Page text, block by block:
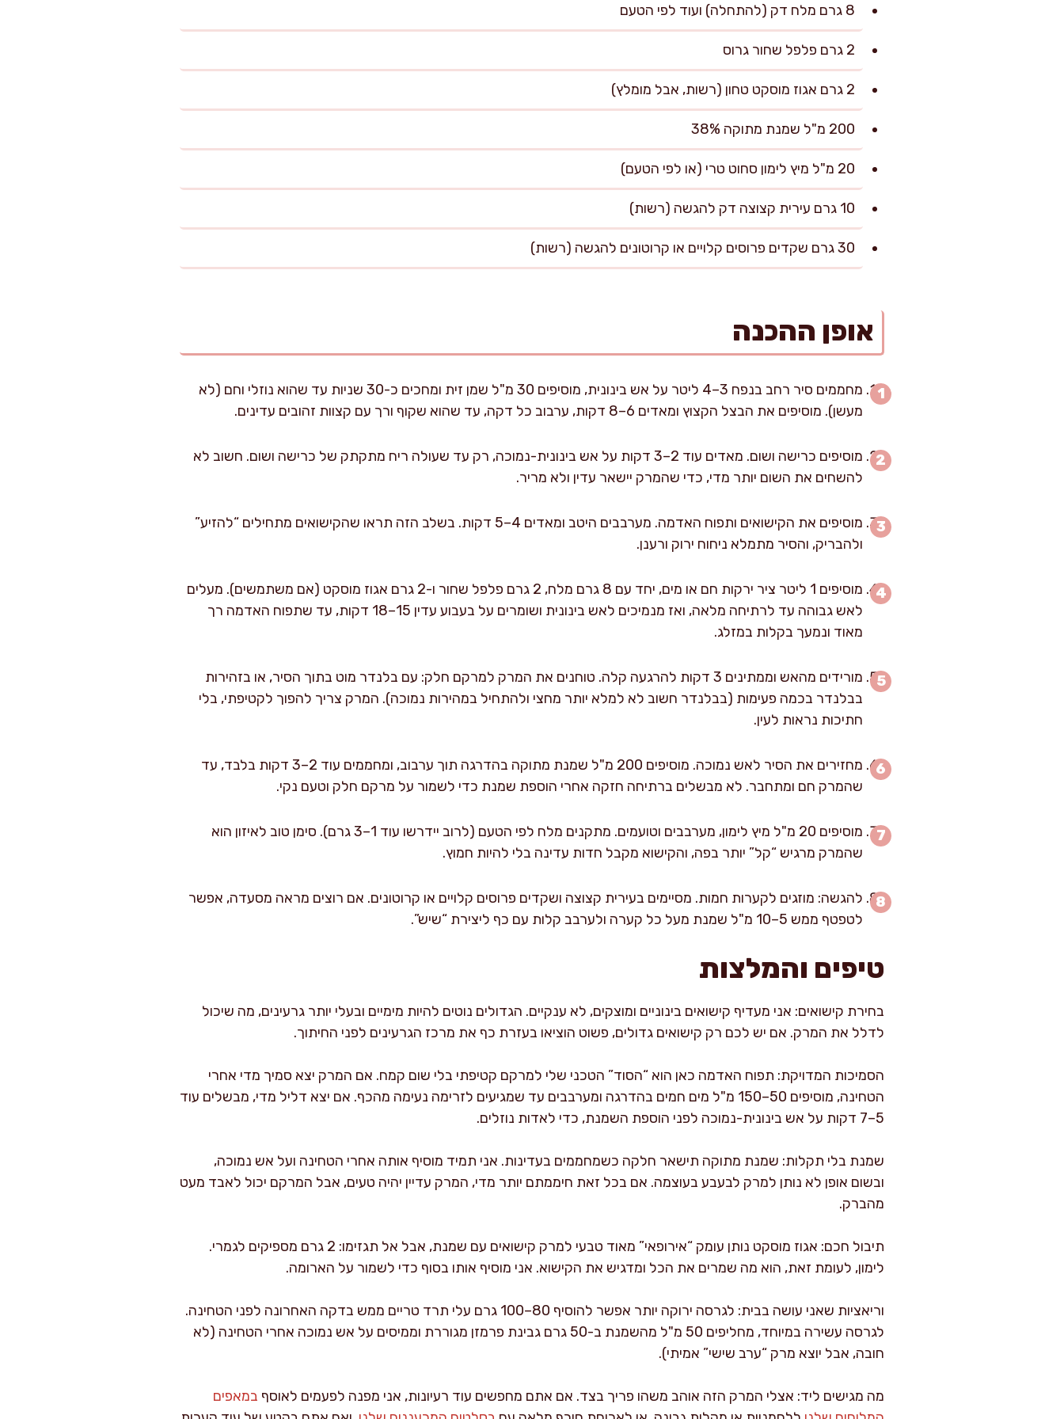
8 גרם מלח דק (להתחלה) ועוד לפי הטעם
2 גרם פלפל שחור גרוס
2 גרם אגוז מוסקט טחון (רשות, אבל מומלץ)
200 מ"ל שמנת מתוקה 38%
20 מ"ל מיץ לימון סחוט טרי (או לפי הטעם)
10 גרם עירית קצוצה דק להגשה (רשות)
30 גרם שקדים פרוסים קלויים או קרוטונים להגשה (רשות)
אופן ההכנה
מחממים סיר רחב בנפח 3–4 ליטר על אש בינונית, מוסיפים 30 מ"ל שמן זית ומחכים כ-30 שניות עד שהוא נוזלי וחם (לא
מעשן). מוסיפים את הבצל הקצוץ ומאדים 6–8 דקות, ערבוב כל דקה, עד שהוא שקוף ורך עם קצוות זהובים עדינים.
מוסיפים כרישה ושום. מאדים עוד 2–3 דקות על אש בינונית-נמוכה, רק עד שעולה ריח מתקתק של כרישה ושום. חשוב לא
להשחים את השום יותר מדי, כדי שהמרק יישאר עדין ולא מריר.
מוסיפים את הקישואים ותפוח האדמה. מערבבים היטב ומאדים 4–5 דקות. בשלב הזה תראו שהקישואים מתחילים “להזיע”
ולהבריק, והסיר מתמלא ניחוח ירוק ורענן.
מוסיפים 1 ליטר ציר ירקות חם או מים, יחד עם 8 גרם מלח, 2 גרם פלפל שחור ו-2 גרם אגוז מוסקט (אם משתמשים). מעלים
לאש גבוהה עד לרתיחה מלאה, ואז מנמיכים לאש בינונית ושומרים על בעבוע עדין 15–18 דקות, עד שתפוח האדמה רך
מאוד ונמעך בקלות במזלג.
מורידים מהאש וממתינים 3 דקות להרגעה קלה. טוחנים את המרק למרקם חלק: עם בלנדר מוט בתוך הסיר, או בזהירות
בבלנדר בכמה פעימות (בבלנדר חשוב לא למלא יותר מחצי ולהתחיל במהירות נמוכה). המרק צריך להפוך לקטיפתי, בלי
חתיכות נראות לעין.
מחזירים את הסיר לאש נמוכה. מוסיפים 200 מ"ל שמנת מתוקה בהדרגה תוך ערבוב, ומחממים עוד 2–3 דקות בלבד, עד
שהמרק חם ומתחבר. לא מבשלים ברתיחה חזקה אחרי הוספת שמנת כדי לשמור על מרקם חלק וטעם נקי.
מוסיפים 20 מ"ל מיץ לימון, מערבבים וטועמים. מתקנים מלח לפי הטעם (לרוב יידרשו עוד 1–3 גרם). סימן טוב לאיזון הוא
שהמרק מרגיש “קל” יותר בפה, והקישוא מקבל חדות עדינה בלי להיות חמוץ.
להגשה: מוזגים לקערות חמות. מסיימים בעירית קצוצה ושקדים פרוסים קלויים או קרוטונים. אם רוצים מראה מסעדה, אפשר
לטפטף ממש 5–10 מ"ל שמנת מעל כל קערה ולערבב קלות עם כף ליצירת “שיש”.
טיפים והמלצות
בחירת קישואים: אני מעדיף קישואים בינוניים ומוצקים, לא ענקיים. הגדולים נוטים להיות מימיים ובעלי יותר גרעינים, מה שיכול
לדלל את המרק. אם יש לכם רק קישואים גדולים, פשוט הוציאו בעזרת כף את מרכז הגרעינים לפני החיתוך.
הסמיכות המדויקת: תפוח האדמה כאן הוא “הסוד” הטכני שלי למרקם קטיפתי בלי שום קמח. אם המרק יצא סמיך מדי אחרי
הטחינה, מוסיפים 50–150 מ"ל מים חמים בהדרגה ומערבבים עד שמגיעים לזרימה נעימה מהכף. אם יצא דליל מדי, מבשלים עוד
5–7 דקות על אש בינונית-נמוכה לפני הוספת השמנת, כדי לאדות נוזלים.
שמנת בלי תקלות: שמנת מתוקה תישאר חלקה כשמחממים בעדינות. אני תמיד מוסיף אותה אחרי הטחינה ועל אש נמוכה,
ובשום אופן לא נותן למרק לבעבע בעוצמה. אם בכל זאת חיממתם יותר מדי, המרק עדיין יהיה טעים, אבל המרקם יכול לאבד מעט
מהברק.
תיבול חכם: אגוז מוסקט נותן עומק “אירופאי” מאוד טבעי למרק קישואים עם שמנת, אבל אל תגזימו: 2 גרם מספיקים לגמרי.
לימון, לעומת זאת, הוא מה שמרים את הכל ומדגיש את הקישוא. אני מוסיף אותו בסוף כדי לשמור על הארומה.
וריאציות שאני עושה בבית: לגרסה ירוקה יותר אפשר להוסיף 80–100 גרם עלי תרד טריים ממש בדקה האחרונה לפני הטחינה.
לגרסה עשירה במיוחד, מחליפים 50 מ"ל מהשמנת ב-50 גרם גבינת פרמזן מגוררת וממיסים על אש נמוכה אחרי הטחינה (לא
חובה, אבל יוצא מרק “ערב שישי” אמיתי).
מה מגישים ליד: אצלי המרק הזה אוהב משהו פריך בצד. אם אתם מחפשים עוד רעיונות, אני מפנה לפעמים לאוסף במאפים